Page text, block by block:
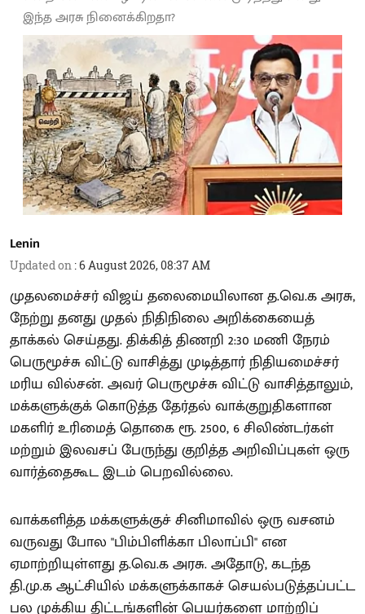
இந்த அரசு நினைக்கிறதா?
Lenin
Updated on :6 August 2026, 08:37 AM
முதலமைச்சர் விஜய் தலைமையிலான த.வெ.க அரசு,
நேற்று தனது முதல் நிதிநிலை அறிக்கையைத்
தாக்கல் செய்தது. திக்கித் திணறி 2:30 மணி நேரம்
பெருமூச்சு விட்டு வாசித்து முடித்தார் நிதியமைச்சர்
மரிய வில்சன். அவர் பெருமூச்சு விட்டு வாசித்தாலும்,
மக்களுக்குக் கொடுத்த தேர்தல் வாக்குறுதிகளான
மகளிர் உரிமைத் தொகை ரூ. 2500, 6 சிலிண்டர்கள்
மற்றும் இலவசப் பேருந்து குறித்த அறிவிப்புகள் ஒரு
வார்த்தைகூட இடம் பெறவில்லை.
வாக்களித்த மக்களுக்குச் சினிமாவில் ஒரு வசனம்
வருவது போல "பிம்பிளிக்கா பிலாப்பி" என
ஏமாற்றியுள்ளது த.வெ.க அரசு. அதோடு, கடந்த
தி.மு.க ஆட்சியில் மக்களுக்காகச் செயல்படுத்தப்பட்ட
பல முக்கிய திட்டங்களின் பெயர்களை மாற்றிப்